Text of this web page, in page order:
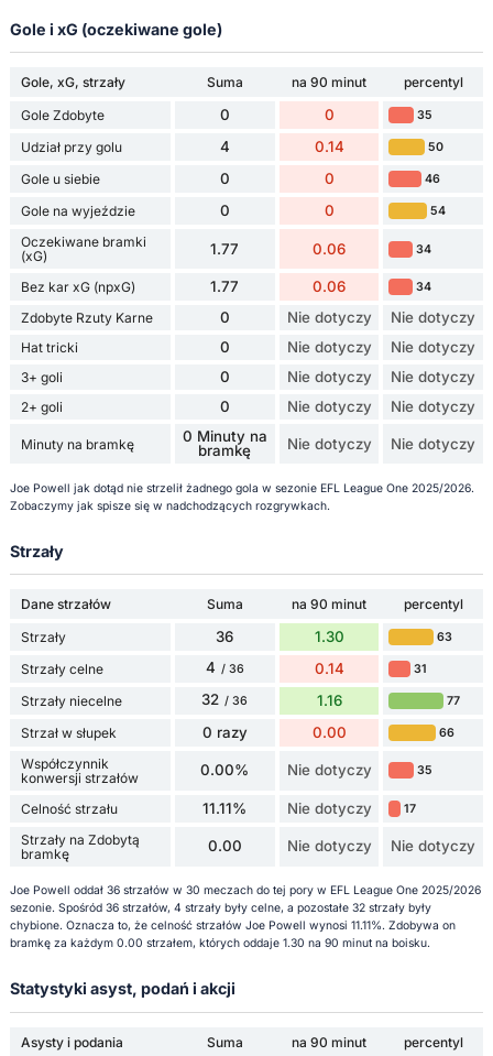
Gole i xG (oczekiwane gole)
Gole, xG, strzały Suma na 90 minut
percentyl
Gole Zdobyte
0 0 35
Udział przy golu 4 0.14 50
Gole u siebie 0 0 46
Gole na wyjeździe 0 0 54
Oczekiwane bramki
(xG)
1.77 0.06 34
Bez kar xG (npxG) 1.77 0.06 34
Zdobyte Rzuty Karne 0 Nie dotyczy Nie dotyczy
Hat tricki 0 Nie dotyczy Nie dotyczy
3+ goli 0 Nie dotyczy Nie dotyczy
2+ goli 0 Nie dotyczy Nie dotyczy
Minuty na bramkę
0 Minuty na
bramkę
Nie dotyczy Nie dotyczy
Joe Powell jak dotąd nie strzelił żadnego gola w sezonie EFL League One 2025/2026.
Zobaczymy jak spisze się w nadchodzących rozgrywkach.
Strzały
Dane strzałów Suma na 90 minut
percentyl
Strzały
36 1.30 63
Strzały celne 4 / 36 0.14 31
Strzały niecelne 32 / 36 1.16 77
Strzał w słupek 0 razy 0.00 66
Współczynnik
konwersji strzałów
0.00% Nie dotyczy 35
Celność strzału 11.11% Nie dotyczy 17
Strzały na Zdobytą
bramkę
0.00 Nie dotyczy Nie dotyczy
Joe Powell oddał 36 strzałów w 30 meczach do tej pory w EFL League One 2025/2026
sezonie. Spośród 36 strzałów, 4 strzały były celne, a pozostałe 32 strzały były
chybione. Oznacza to, że celność strzałów Joe Powell wynosi 11.11%. Zdobywa on
bramkę za każdym 0.00 strzałem, których oddaje 1.30 na 90 minut na boisku.
Statystyki asyst, podań i akcji
Asysty i podania Suma na 90 minut percentyl